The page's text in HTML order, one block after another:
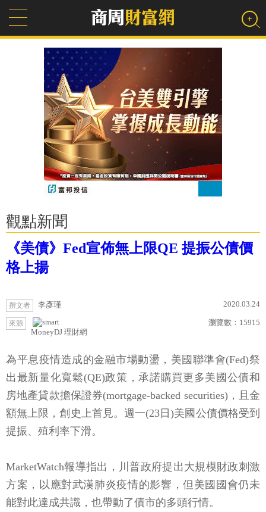
觀點新聞
《美債》Fed宣佈無上限QE 提振公債價
格上揚
撰文者 李彥瑾 2020.03.24
來源
MoneyDJ 理財網
瀏覽數： 15915
為平息疫情造成的金融市場動盪，美國聯準會(Fed)祭
出最新量化寬鬆(QE)政策，承諾購買更多美國公債和
房地產貸款擔保證券(mortgage-backed securities)，且金
額無上限，創史上首見。週一(23日)美國公債價格受到
提振、殖利率下滑。
MarketWatch報導指出，川普政府提出大規模財政刺激
方案，以應對武漢肺炎疫情的影響，但美國國會仍未
能對此達成共識，也帶動了債市的多頭行情。